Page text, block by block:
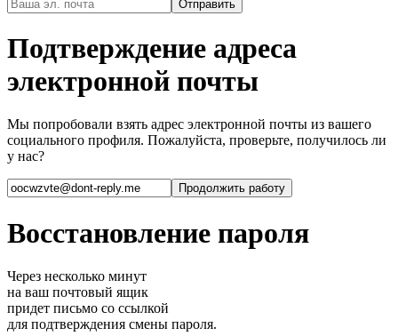
Подтверждение адреса
электронной почты
Мы попробовали взять адрес электронной почты из вашего
социального профиля. Пожалуйста, проверьте, получилось ли
у нас?
Восстановление пароля
Через несколько минут
на ваш почтовый ящик
придет письмо со ссылкой
для подтверждения смены пароля.